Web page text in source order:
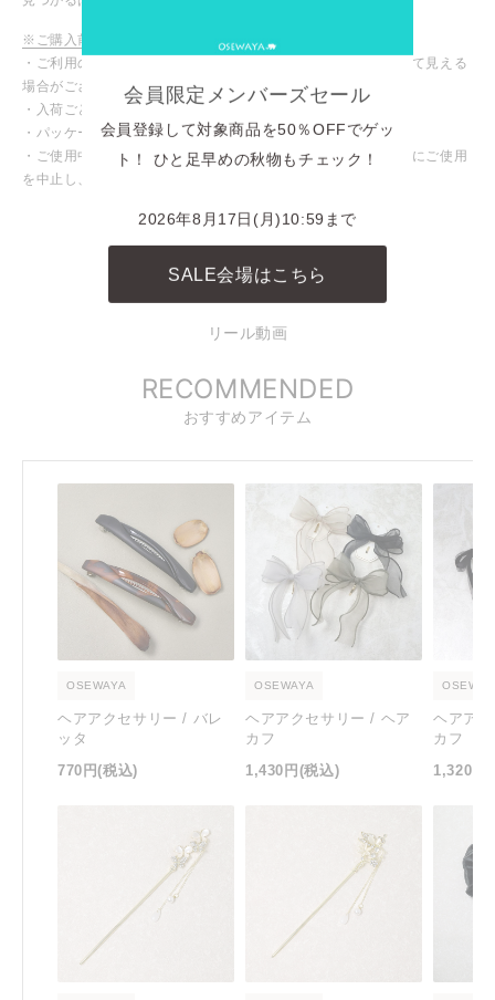
※ご購入前に必ずご確認ください
・ご利用のモニターや設定により、実際の商品と色味が異なって見える
場合がございます。
・入荷ごとに色味や仕様が変わる場合がございます。
・パッケージや台紙等が変わる場合がございます。
・ご使用中、皮膚にかゆみや腫れなど異常を感じた場合は直ちにご使用
を中止し、専門医にご相談ください。
INSTAGRAM
商品に関連したINSTAGRAM投稿
REELS
リール動画
RECOMMENDED
おすすめアイテム
OSEWAYA
ヘアアクセサリー / バレ
ッタ
770円(税込)
OSEWAYA
ヘアアクセサリー / ヘア
カフ
1,430円 (税込)
ヘアア
カフ
1,320円
会員限定メンバーズセール
会員登録して対象商品を50％OFFでゲッ
ト！ ひと足早めの秋物もチェック！
2026年8月17日(月)10:59まで
SALE会場はこちら